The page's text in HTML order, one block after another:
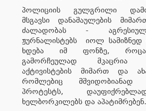
პოლიციის გულგრილი
მსგავსი დანაშაულების
ძალადობას -
ჟურნალისტებს იოლ სამიზნედ
ხდება იმ ფონზე,
გამორჩეულად მკაცრია
აქტივისტების მიმართ და
რომლებიც მშვიდობიანად
პროტესტს,
ხელბორკილებს და აპატიმრებენ.